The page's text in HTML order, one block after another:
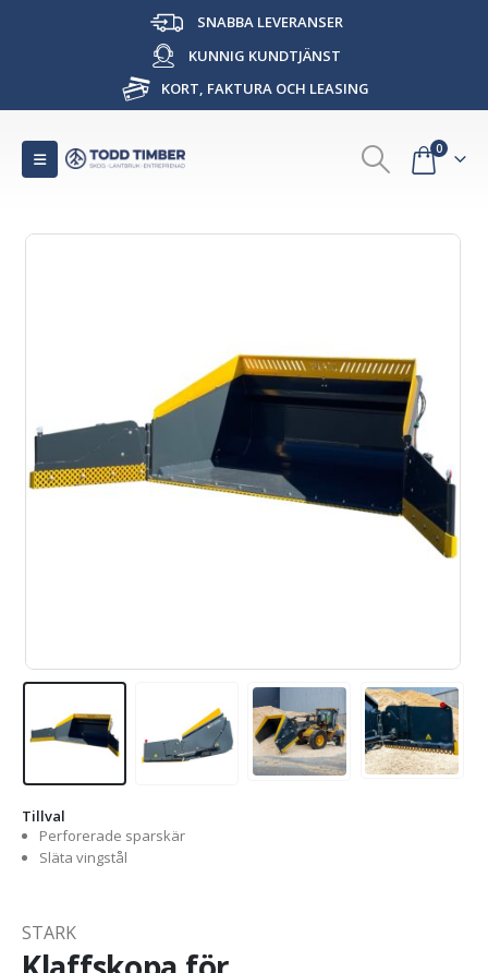
SNABBA LEVERANSER
KUNNIG KUNDTJÄNST
KORT, FAKTURA OCH LEASING
0
Tillval
Perforerade sparskär
Släta vingstål
STARK